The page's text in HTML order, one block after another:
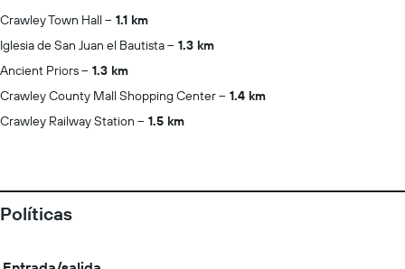
Crawley Town Hall
1.1 km
Iglesia de San Juan el Bautista
1.3 km
Ancient Priors
1.3 km
Crawley County Mall Shopping Center
1.4 km
Crawley Railway Station
1.5 km
Políticas